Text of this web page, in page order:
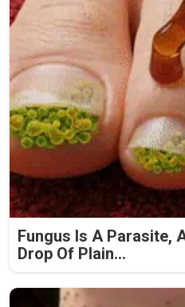
Fungus Is A Parasite,
Drop Of Plain...